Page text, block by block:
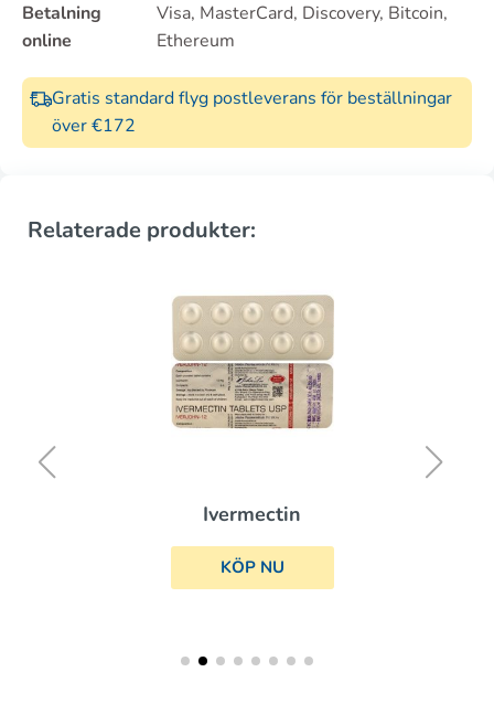
Betalning
online
Visa, MasterCard, Discovery, Bitcoin,
Ethereum
Gratis standard flyg postleverans för beställningar
över €172
Relaterade produkter:
Ivermectin
KÖP NU